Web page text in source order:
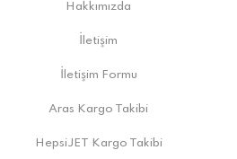
Hakkımızda
İletişim
İletişim Formu
Aras Kargo Takibi
HepsiJET Kargo Takibi